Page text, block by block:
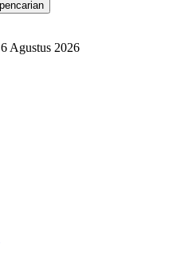
6 Agustus 2026